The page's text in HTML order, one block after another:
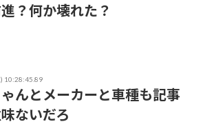
？何か壊れた？
10:28:45.89
んとメーカーと車種も記事
ないだろ